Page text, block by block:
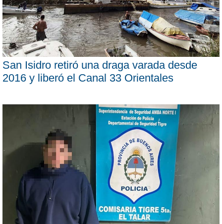
San Isidro retiró una draga varada desde
2016 y liberó el Canal 33 Orientales